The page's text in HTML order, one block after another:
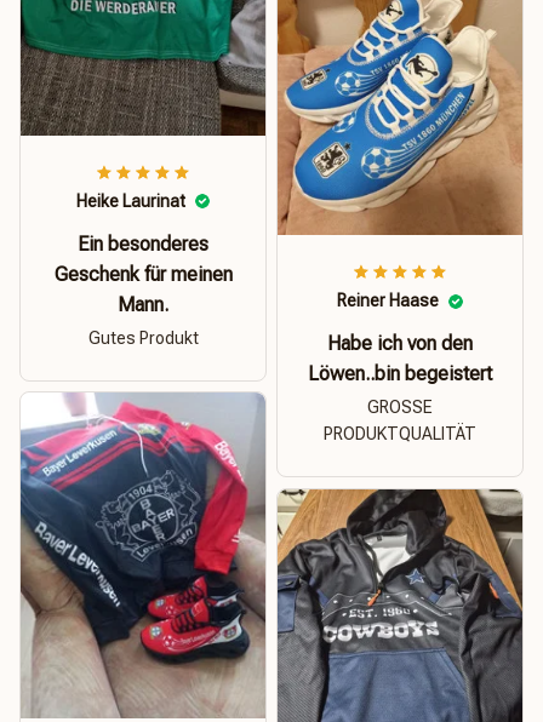
Heike Laurinat
Ein besonderes
Geschenk für meinen
Mann.
Gutes Produkt
Reiner Haase
Habe ich von den
Löwen..bin begeistert
GROSSE
PRODUKTQUALITÄT